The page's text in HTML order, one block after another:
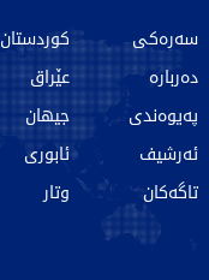
سەرەکی
دەربارە
پەیوەندی
ئەرشیف
تاگەکان
کوردستان
عێراق
جیهان
ئابوری
وتار